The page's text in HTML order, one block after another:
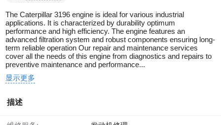
The Caterpillar 3196 engine is ideal for various industrial
applications. It is characterized by durability optimum
performance and high efficiency. The engine features an
advanced filtration system and robust components ensuring long-
term reliable operation Our repair and maintenance services
cover all the needs of this engine from diagnostics and repairs to
preventive maintenance and performance...
显示更多
描述